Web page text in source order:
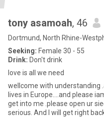
tony asamoah, 46
Dortmund, North Rhine-
Seeking: Female 30 - 55
Drink: Don't drink
love is all we need
wellcome with understanding
lives in Europe....and please iam not at home as I live alone .so to
get into me .please open ur sied so that I know
serious. And I will get right